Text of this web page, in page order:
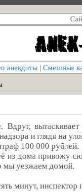
анекдоты | Смешные
вытаскивает
и глядя на
100 000 рублей.
дома привожу
мы уезжаем домой.
минут, инспектор